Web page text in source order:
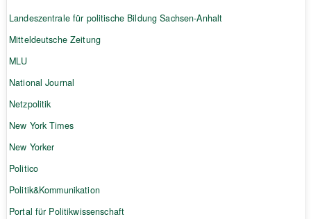
Landeszentrale für politische Bildung Sachsen-Anhalt
Mitteldeutsche Zeitung
MLU
National Journal
Netzpolitik
New York Times
New Yorker
Politico
Politik&Kommunikation
Portal für Politikwissenschaft